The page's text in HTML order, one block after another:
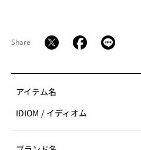
Share
アイテム名
IDIOM / イディオム